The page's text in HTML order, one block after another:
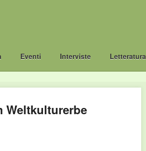
Eventi Interviste Letteratura
Weltkulturerbe